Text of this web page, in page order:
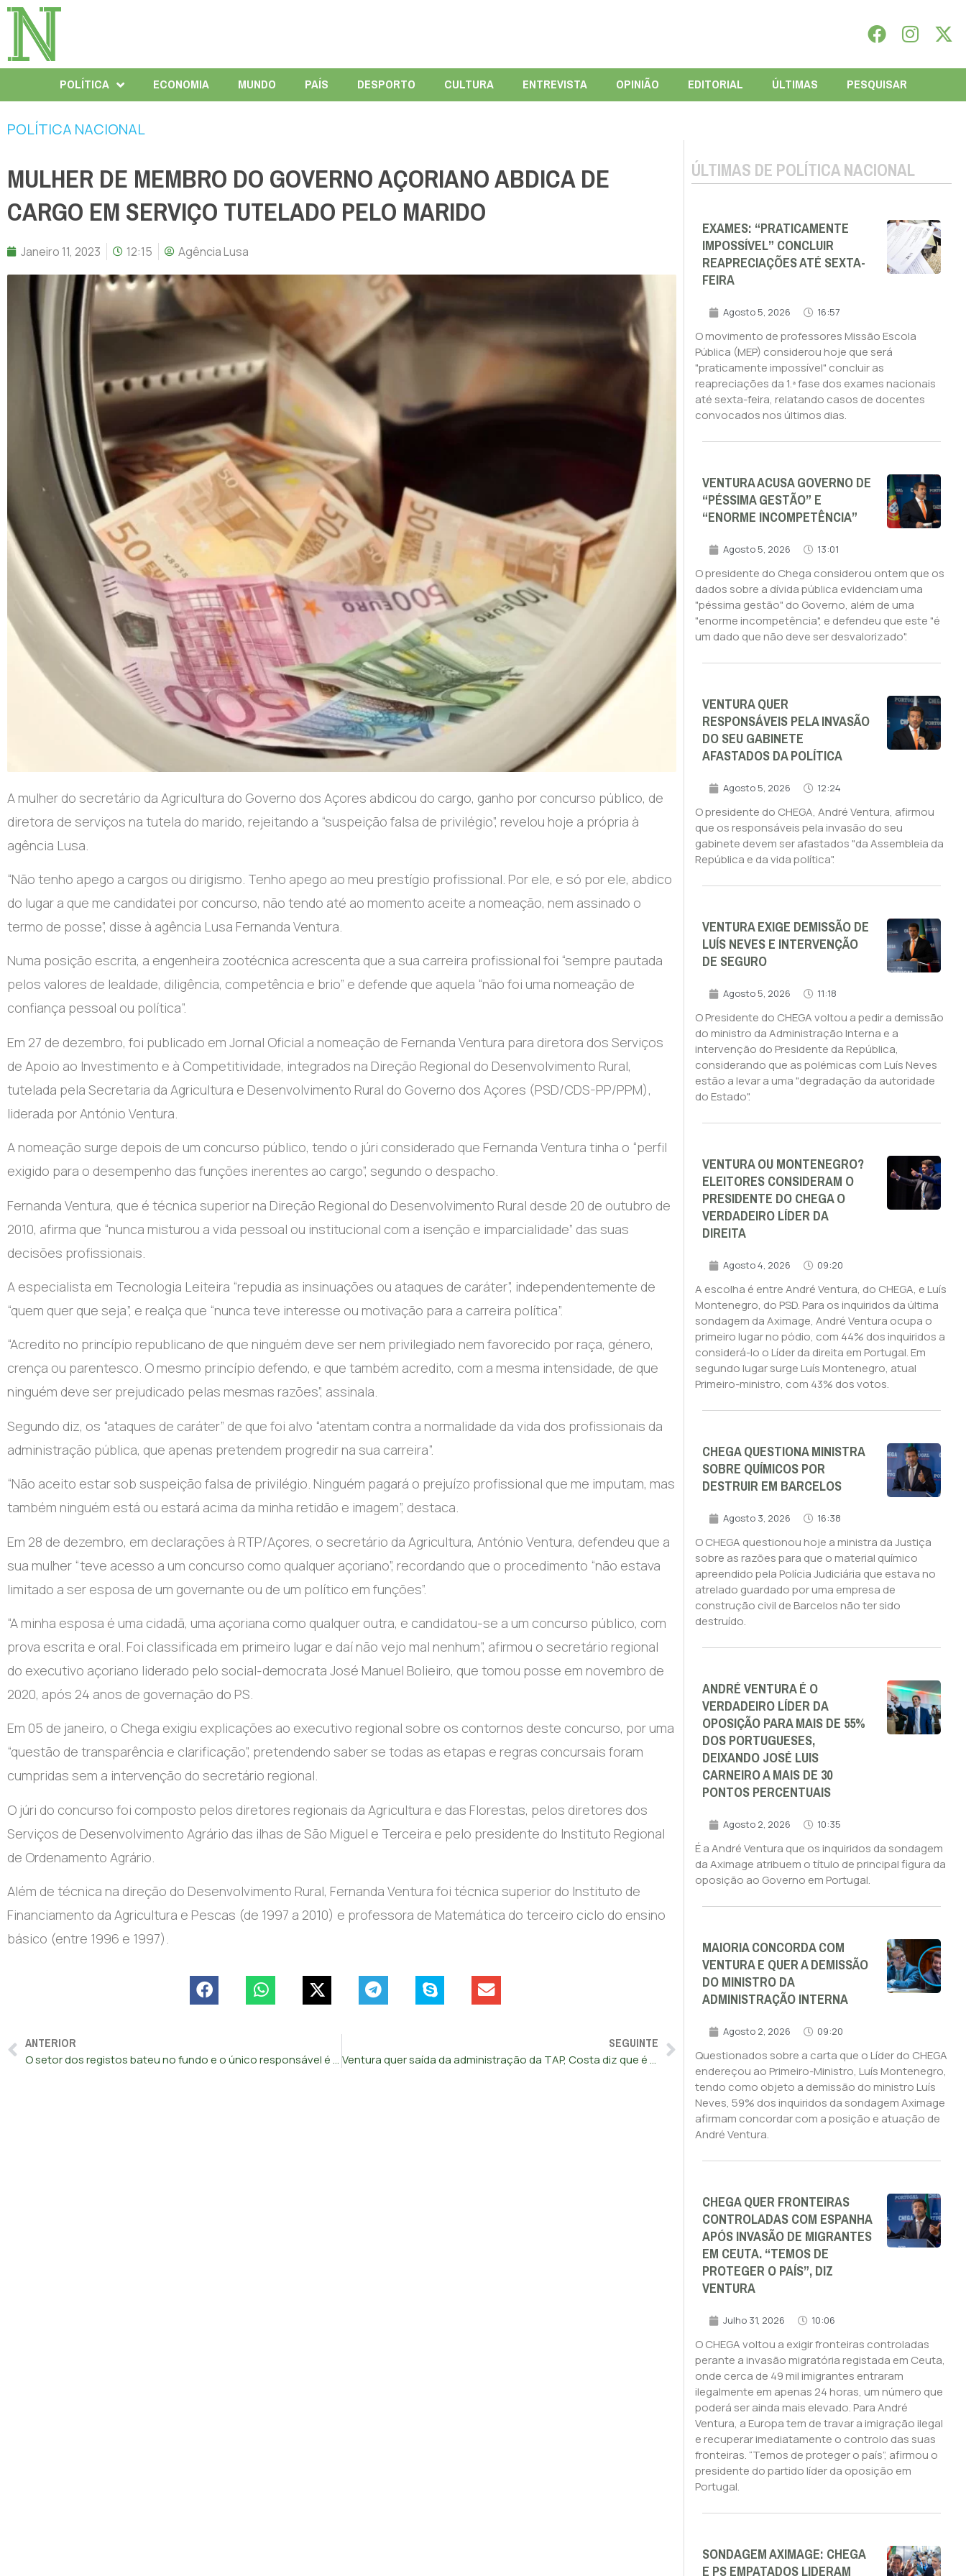
POLÍTICA ECONOMIA MUNDO PAÍS DESPORTO CULTURA ENTREVISTA OPINIÃO EDITORIAL ÚLTIMAS PESQUISAR
POLÍTICA NACIONAL
MULHER DE MEMBRO DO GOVERNO AÇORIANO ABDICA DE
CARGO EM SERVIÇO TUTELADO PELO MARIDO
Janeiro 11, 2023 12:15 Agência Lusa
A mulher do secretário da Agricultura do Governo dos Açores abdicou do cargo, ganho por concurso público, de
diretora de serviços na tutela do marido, rejeitando a “suspeição falsa de privilégio”, revelou hoje a própria à
agência Lusa.
“Não tenho apego a cargos ou dirigismo. Tenho apego ao meu prestígio profissional. Por ele, e só por ele, abdico
do lugar a que me candidatei por concurso, não tendo até ao momento aceite a nomeação, nem assinado o
termo de posse”, disse à agência Lusa Fernanda Ventura.
Numa posição escrita, a engenheira zootécnica acrescenta que a sua carreira profissional foi “sempre pautada
pelos valores de lealdade, diligência, competência e brio” e defende que aquela “não foi uma nomeação de
confiança pessoal ou política”.
Em 27 de dezembro, foi publicado em Jornal Oficial a nomeação de Fernanda Ventura para diretora dos Serviços
de Apoio ao Investimento e à Competitividade, integrados na Direção Regional do Desenvolvimento Rural,
tutelada pela Secretaria da Agricultura e Desenvolvimento Rural do Governo dos Açores (PSD/CDS-PP/PPM),
liderada por António Ventura.
A nomeação surge depois de um concurso público, tendo o júri considerado que Fernanda Ventura tinha o “perfil
exigido para o desempenho das funções inerentes ao cargo”, segundo o despacho.
Fernanda Ventura, que é técnica superior na Direção Regional do Desenvolvimento Rural desde 20 de outubro de
2010, afirma que “nunca misturou a vida pessoal ou institucional com a isenção e imparcialidade” das suas
decisões profissionais.
A especialista em Tecnologia Leiteira “repudia as insinuações ou ataques de caráter”, independentemente de
“quem quer que seja”, e realça que “nunca teve interesse ou motivação para a carreira política”.
“Acredito no princípio republicano de que ninguém deve ser nem privilegiado nem favorecido por raça, género,
crença ou parentesco. O mesmo princípio defendo, e que também acredito, com a mesma intensidade, de que
ninguém deve ser prejudicado pelas mesmas razões”, assinala.
Segundo diz, os “ataques de caráter” de que foi alvo “atentam contra a normalidade da vida dos profissionais da
administração pública, que apenas pretendem progredir na sua carreira”.
“Não aceito estar sob suspeição falsa de privilégio. Ninguém pagará o prejuízo profissional que me imputam, mas
também ninguém está ou estará acima da minha retidão e imagem”, destaca.
Em 28 de dezembro, em declarações à RTP/Açores, o secretário da Agricultura, António Ventura, defendeu que a
sua mulher “teve acesso a um concurso como qualquer açoriano”, recordando que o procedimento “não estava
limitado a ser esposa de um governante ou de um político em funções”.
“A minha esposa é uma cidadã, uma açoriana como qualquer outra, e candidatou-se a um concurso público, com
prova escrita e oral. Foi classificada em primeiro lugar e daí não vejo mal nenhum”, afirmou o secretário regional
do executivo açoriano liderado pelo social-democrata José Manuel Bolieiro, que tomou posse em novembro de
2020, após 24 anos de governação do PS.
Em 05 de janeiro, o Chega exigiu explicações ao executivo regional sobre os contornos deste concurso, por uma
“questão de transparência e clarificação”, pretendendo saber se todas as etapas e regras concursais foram
cumpridas sem a intervenção do secretário regional.
O júri do concurso foi composto pelos diretores regionais da Agricultura e das Florestas, pelos diretores dos
Serviços de Desenvolvimento Agrário das ilhas de São Miguel e Terceira e pelo presidente do Instituto Regional
de Ordenamento Agrário.
Além de técnica na direção do Desenvolvimento Rural, Fernanda Ventura foi técnica superior do Instituto de
Financiamento da Agricultura e Pescas (de 1997 a 2010) e professora de Matemática do terceiro ciclo do ensino
básico (entre 1996 e 1997).
ANTERIOR
O setor dos registos bateu no fundo e o único responsável é o Governo
SEGUINTE
Ventura quer saída da administração da TAP, Costa diz que é necessário estabilidade
ÚLTIMAS DE POLÍTICA NACIONAL
EXAMES: “PRATICAMENTE
IMPOSSÍVEL” CONCLUIR
REAPRECIAÇÕES ATÉ SEXTA-
FEIRA
Agosto 5, 2026 16:57
O movimento de professores Missão Escola
Pública (MEP) considerou hoje que será
"praticamente impossível" concluir as
reapreciações da 1.ª fase dos exames nacionais
até sexta-feira, relatando casos de docentes
convocados nos últimos dias.
VENTURA ACUSA GOVERNO DE
“PÉSSIMA GESTÃO” E
“ENORME INCOMPETÊNCIA”
Agosto 5, 2026 13:01
O presidente do Chega considerou ontem que os
dados sobre a dívida pública evidenciam uma
"péssima gestão" do Governo, além de uma
"enorme incompetência", e defendeu que este "é
um dado que não deve ser desvalorizado".
VENTURA QUER
RESPONSÁVEIS PELA INVASÃO
DO SEU GABINETE
AFASTADOS DA POLÍTICA
Agosto 5, 2026 12:24
O presidente do CHEGA, André Ventura, afirmou
que os responsáveis pela invasão do seu
gabinete devem ser afastados "da Assembleia da
República e da vida política".
VENTURA EXIGE DEMISSÃO DE
LUÍS NEVES E INTERVENÇÃO
DE SEGURO
Agosto 5, 2026 11:18
O Presidente do CHEGA voltou a pedir a demissão
do ministro da Administração Interna e a
intervenção do Presidente da República,
considerando que as polémicas com Luís Neves
estão a levar a uma "degradação da autoridade
do Estado".
VENTURA OU MONTENEGRO?
ELEITORES CONSIDERAM O
PRESIDENTE DO CHEGA O
VERDADEIRO LÍDER DA
DIREITA
Agosto 4, 2026 09:20
A escolha é entre André Ventura, do CHEGA, e Luís
Montenegro, do PSD. Para os inquiridos da última
sondagem da Aximage, André Ventura ocupa o
primeiro lugar no pódio, com 44% dos inquiridos a
considerá-lo o Líder da direita em Portugal. Em
segundo lugar surge Luís Montenegro, atual
Primeiro-ministro, com 43% dos votos.
CHEGA QUESTIONA MINISTRA
SOBRE QUÍMICOS POR
DESTRUIR EM BARCELOS
Agosto 3, 2026 16:38
O CHEGA questionou hoje a ministra da Justiça
sobre as razões para que o material químico
apreendido pela Polícia Judiciária que estava no
atrelado guardado por uma empresa de
construção civil de Barcelos não ter sido
destruído.
ANDRÉ VENTURA É O
VERDADEIRO LÍDER DA
OPOSIÇÃO PARA MAIS DE 55%
DOS PORTUGUESES,
DEIXANDO JOSÉ LUIS
CARNEIRO A MAIS DE 30
PONTOS PERCENTUAIS
Agosto 2, 2026 10:35
É a André Ventura que os inquiridos da sondagem
da Aximage atribuem o título de principal figura da
oposição ao Governo em Portugal.
MAIORIA CONCORDA COM
VENTURA E QUER A DEMISSÃO
DO MINISTRO DA
ADMINISTRAÇÃO INTERNA
Agosto 2, 2026 09:20
Questionados sobre a carta que o Líder do CHEGA
endereçou ao Primeiro-Ministro, Luís Montenegro,
tendo como objeto a demissão do ministro Luís
Neves, 59% dos inquiridos da sondagem Aximage
afirmam concordar com a posição e atuação de
André Ventura.
CHEGA QUER FRONTEIRAS
CONTROLADAS COM ESPANHA
APÓS INVASÃO DE MIGRANTES
EM CEUTA. “TEMOS DE
PROTEGER O PAÍS”, DIZ
VENTURA
Julho 31, 2026 10:06
O CHEGA voltou a exigir fronteiras controladas
perante a invasão migratória registada em Ceuta,
onde cerca de 49 mil imigrantes entraram
ilegalmente em apenas 24 horas, um número que
poderá ser ainda mais elevado. Para André
Ventura, a Europa tem de travar a imigração ilegal
e recuperar imediatamente o controlo das suas
fronteiras. “Temos de proteger o país”, afirmou o
presidente do partido líder da oposição em
Portugal.
SONDAGEM AXIMAGE: CHEGA